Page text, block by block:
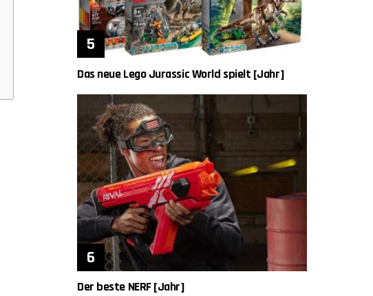
Das neue Lego Jurassic World spielt [Jahr]
Der beste NERF [Jahr]